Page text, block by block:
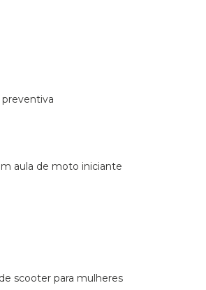
preventiva
aula de moto iniciante
scooter para mulheres